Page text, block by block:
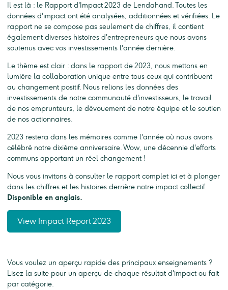
Il est là : le Rapport d'Impact 2023 de Lendahand. Toutes les
données d'impact ont été analysées, additionnées et vérifiées. Le
rapport ne se compose pas seulement de chiffres, il contient
également diverses histoires d'entrepreneurs que nous avons
soutenus avec vos investissements l'année dernière.
Le thème est clair : dans le rapport de 2023, nous mettons en
lumière la collaboration unique entre tous ceux qui contribuent
au changement positif. Nous relions les données des
investissements de notre communauté d'investisseurs, le travail
de nos emprunteurs, le dévouement de notre équipe et le soutien
de nos actionnaires.
2023 restera dans les mémoires comme l'année où nous avons
célébré notre dixième anniversaire. Wow, une décennie d'efforts
communs apportant un réel changement !
Nous vous invitons à consulter le rapport complet ici et à plonger
dans les chiffres et les histoires derrière notre impact collectif.
Disponible en anglais.
View Impact Report 2023
Vous voulez un aperçu rapide des principaux enseignements ?
Lisez la suite pour un aperçu de chaque résultat d'impact ou fait
par catégorie.